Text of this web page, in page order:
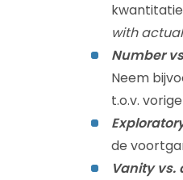
with
Number
Neem
t.o.v.
de
Vanity vs.